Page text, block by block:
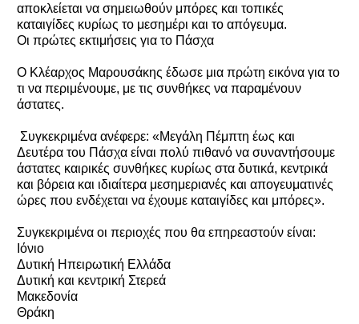
αποκλείεται να σημειωθούν μπόρες και τοπικές
καταιγίδες κυρίως το μεσημέρι και το απόγευμα.
Οι πρώτες εκτιμήσεις για το Πάσχα
Ο Κλέαρχος Μαρουσάκης έδωσε μια πρώτη εικόνα για το
τι να περιμένουμε, με τις συνθήκες να παραμένουν
άστατες.
Συγκεκριμένα ανέφερε: «Μεγάλη Πέμπτη έως και
Δευτέρα του Πάσχα είναι πολύ πιθανό να συναντήσουμε
άστατες καιρικές συνθήκες κυρίως στα δυτικά, κεντρικά
και βόρεια και ιδιαίτερα μεσημεριανές και απογευματινές
ώρες που ενδέχεται να έχουμε καταιγίδες και μπόρες».
Συγκεκριμένα οι περιοχές που θα επηρεαστούν είναι:
Ιόνιο
Δυτική Ηπειρωτική Ελλάδα
Δυτική και κεντρική Στερεά
Μακεδονία
Θράκη